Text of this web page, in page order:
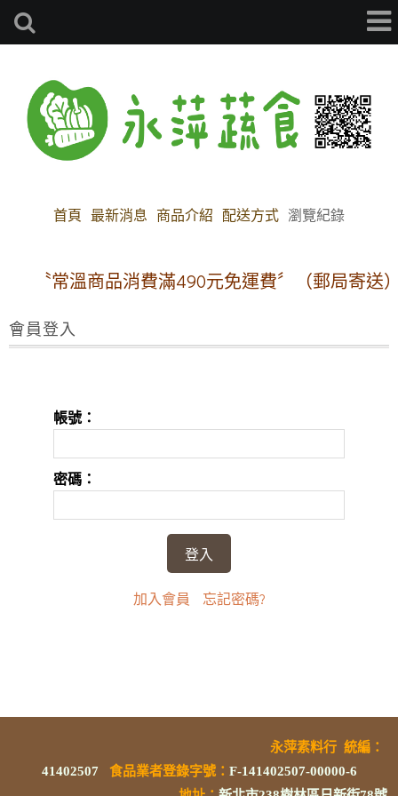
首頁 最新消息 商品介紹 配送方式 瀏覽紀錄
〝常溫商品消費滿490元免運費〞（郵局寄送）
會員登入
帳號：
密碼：
加入會員 忘記密碼?
永萍素料行 統編 ：
41402507
食品業者登錄字號： F-141402507-00000-6